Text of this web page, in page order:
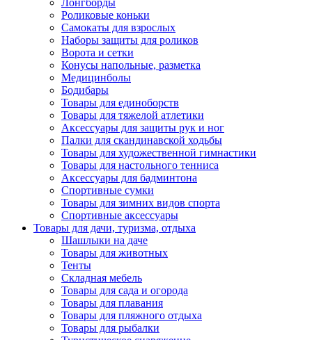
Лонгборды
Роликовые коньки
Самокаты для взрослых
Наборы защиты для роликов
Ворота и сетки
Конусы напольные, разметка
Медицинболы
Бодибары
Товары для единоборств
Товары для тяжелой атлетики
Аксессуары для защиты рук и ног
Палки для скандинавской ходьбы
Товары для художественной гимнастики
Товары для настольного тенниса
Аксессуары для бадминтона
Спортивные сумки
Товары для зимних видов спорта
Спортивные аксессуары
Товары для дачи, туризма, отдыха
Шашлыки на даче
Товары для животных
Тенты
Складная мебель
Товары для сада и огорода
Товары для плавания
Товары для пляжного отдыха
Товары для рыбалки